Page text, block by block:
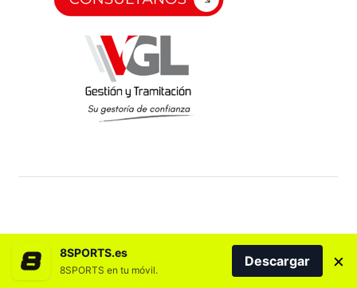
8SPORTS.es
8SPORTS en tu móvil.
Descargar ×